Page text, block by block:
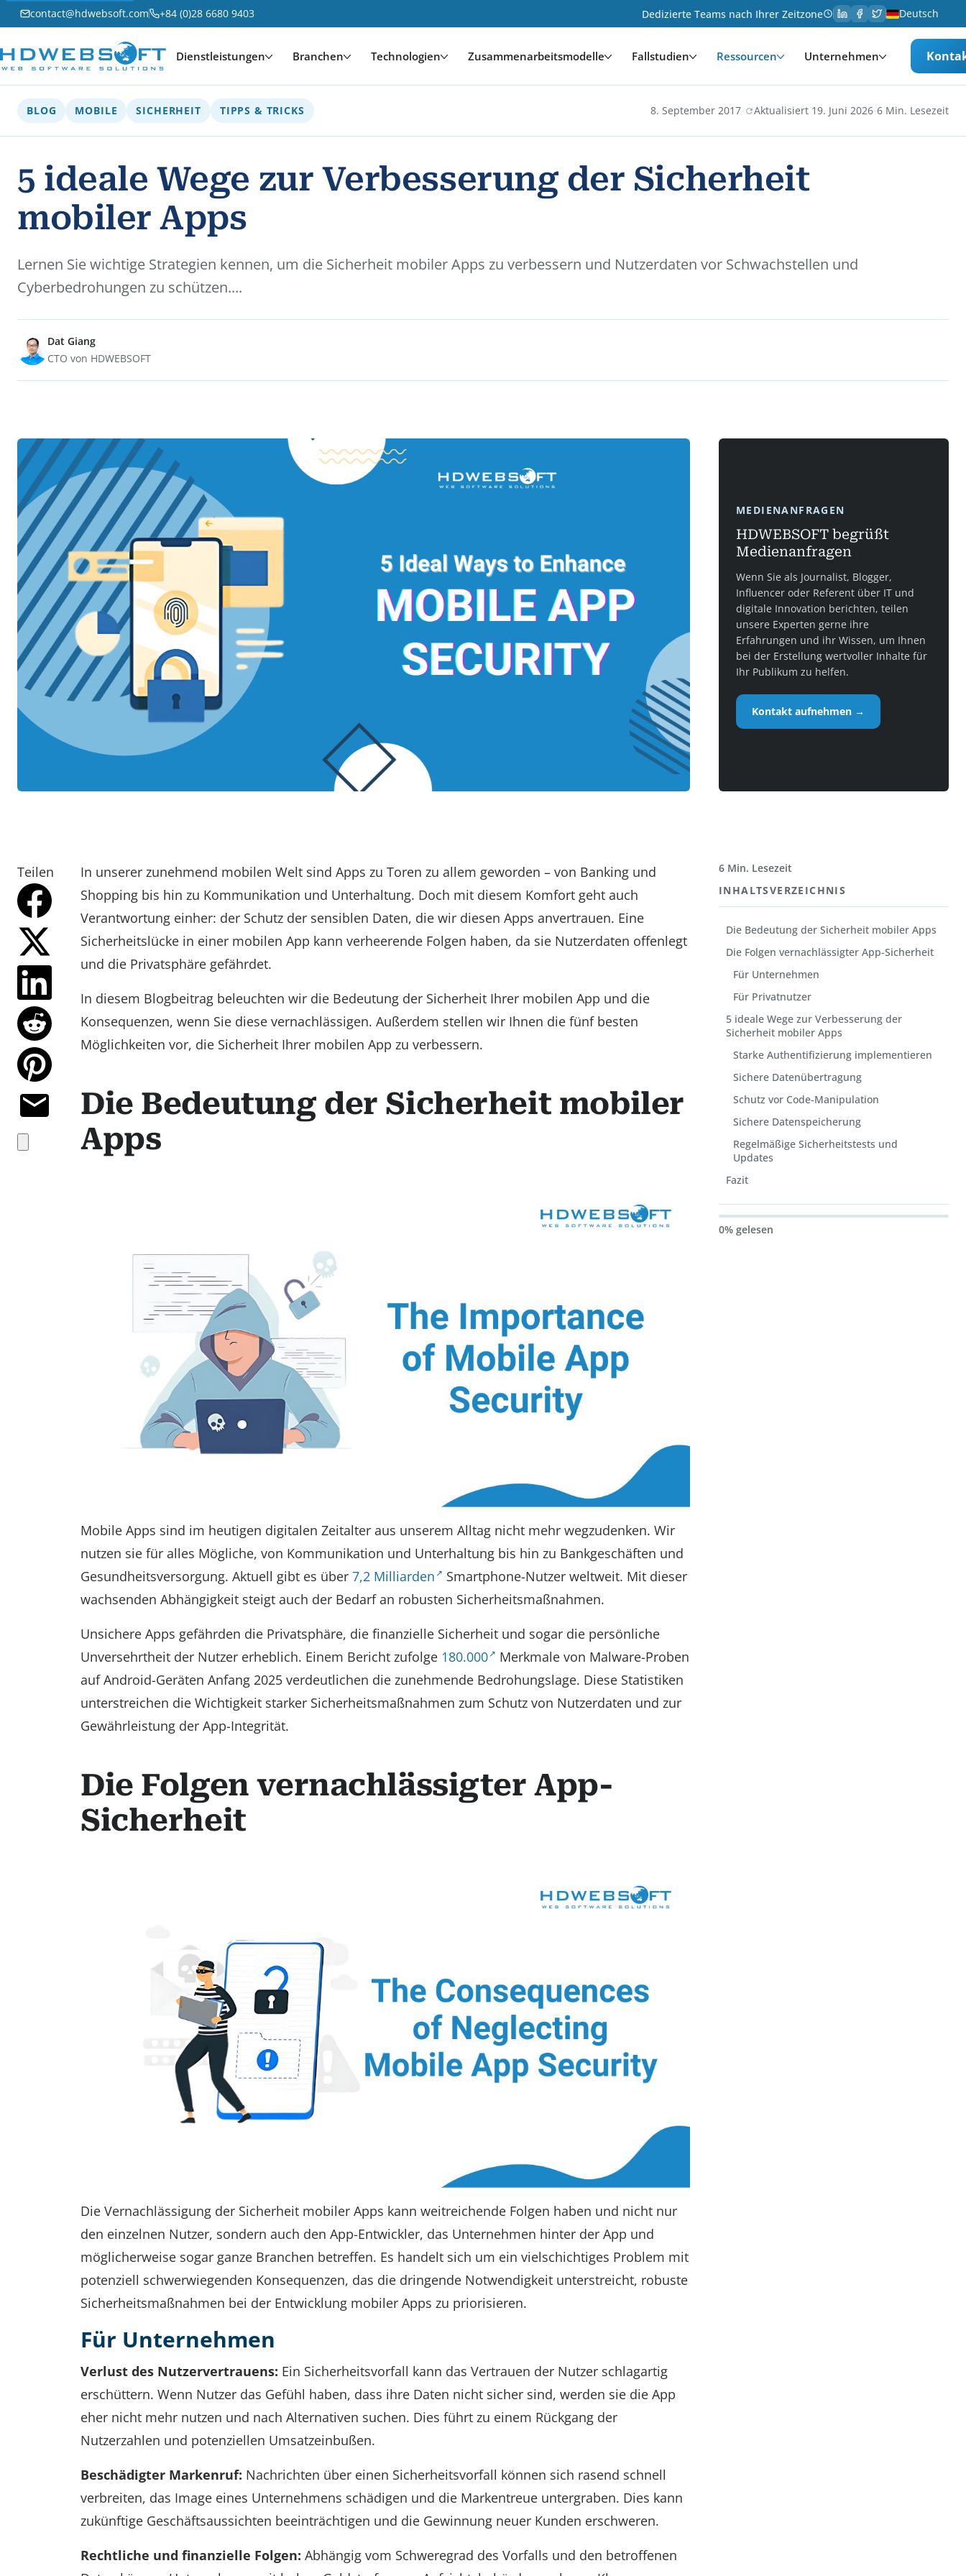
contact@hdwebsoft.com +84 (0)28 6680 9403 Dedizierte Teams nach Ihrer Zeitzone Deutsch
Dienstleistungen Branchen Technologien Zusammenarbeitsmodelle Fallstudien Ressourcen Unternehmen
BLOG MOBILE SICHERHEIT TIPPS & TRICKS 8. September 2017· Aktualisiert 19. Juni 2026·6 Min. Lesezeit
5 ideale Wege zur Verbesserung der Sicherheit
mobiler Apps
Lernen Sie wichtige Strategien kennen, um die Sicherheit mobiler Apps zu verbessern und Nutzerdaten vor Schwachstellen und
Cyberbedrohungen zu schützen....
Dat Giang
CTO von HDWEBSOFT
MEDIENANFRAGEN
HDWEBSOFT begrüßt
Medienanfragen
Wenn Sie als Journalist, Blogger,
Influencer oder Referent über IT und
digitale Innovation berichten, teilen
unsere Experten gerne ihre
Erfahrungen und ihr Wissen, um Ihnen
bei der Erstellung wertvoller Inhalte für
Ihr Publikum zu helfen.
Kontakt aufnehmen →
Teilen
In unserer zunehmend mobilen Welt sind Apps zu Toren zu allem geworden – von Banking und
Shopping bis hin zu Kommunikation und Unterhaltung. Doch mit diesem Komfort geht auch
Verantwortung einher: der Schutz der sensiblen Daten, die wir diesen Apps anvertrauen. Eine
Sicherheitslücke in einer mobilen App kann verheerende Folgen haben, da sie Nutzerdaten offenlegt
und die Privatsphäre gefährdet.
In diesem Blogbeitrag beleuchten wir die Bedeutung der Sicherheit Ihrer mobilen App und die
Konsequenzen, wenn Sie diese vernachlässigen. Außerdem stellen wir Ihnen die fünf besten
Möglichkeiten vor, die Sicherheit Ihrer mobilen App zu verbessern.
Die Bedeutung der Sicherheit mobiler
Apps
Mobile Apps sind im heutigen digitalen Zeitalter aus unserem Alltag nicht mehr wegzudenken. Wir
nutzen sie für alles Mögliche, von Kommunikation und Unterhaltung bis hin zu Bankgeschäften und
Gesundheitsversorgung. Aktuell gibt es über 7,2 Milliarden
Smartphone-Nutzer weltweit. Mit dieser
wachsenden Abhängigkeit steigt auch der Bedarf an robusten Sicherheitsmaßnahmen.
Unsichere Apps gefährden die Privatsphäre, die finanzielle Sicherheit und sogar die persönliche
Unversehrtheit der Nutzer erheblich. Einem Bericht zufolge 180.000
Merkmale von Malware-Proben
auf Android-Geräten Anfang 2025 verdeutlichen die zunehmende Bedrohungslage. Diese Statistiken
unterstreichen die Wichtigkeit starker Sicherheitsmaßnahmen zum Schutz von Nutzerdaten und zur
Gewährleistung der App-Integrität.
Die Folgen vernachlässigter App-
Sicherheit
Die Vernachlässigung der Sicherheit mobiler Apps kann weitreichende Folgen haben und nicht nur
den einzelnen Nutzer, sondern auch den App-Entwickler, das Unternehmen hinter der App und
möglicherweise sogar ganze Branchen betreffen. Es handelt sich um ein vielschichtiges Problem mit
potenziell schwerwiegenden Konsequenzen, das die dringende Notwendigkeit unterstreicht, robuste
Sicherheitsmaßnahmen bei der Entwicklung mobiler Apps zu priorisieren.
Für Unternehmen
Verlust des Nutzervertrauens: Ein Sicherheitsvorfall kann das Vertrauen der Nutzer schlagartig
erschüttern. Wenn Nutzer das Gefühl haben, dass ihre Daten nicht sicher sind, werden sie die App
eher nicht mehr nutzen und nach Alternativen suchen. Dies führt zu einem Rückgang der
Nutzerzahlen und potenziellen Umsatzeinbußen.
Beschädigter Markenruf: Nachrichten über einen Sicherheitsvorfall können sich rasend schnell
verbreiten, das Image eines Unternehmens schädigen und die Markentreue untergraben. Dies kann
zukünftige Geschäftsaussichten beeinträchtigen und die Gewinnung neuer Kunden erschweren.
Rechtliche und finanzielle Folgen: Abhängig vom Schweregrad des Vorfalls und den betroffenen
6 Min. Lesezeit
INHALTSVERZEICHNIS
Die Bedeutung der Sicherheit mobiler Apps
Die Folgen vernachlässigter App-Sicherheit
Für Unternehmen
Für Privatnutzer
5 ideale Wege zur Verbesserung der
Sicherheit mobiler Apps
Starke Authentifizierung implementieren
Sichere Datenübertragung
Schutz vor Code-Manipulation
Sichere Datenspeicherung
Regelmäßige Sicherheitstests und
Updates
Fazit
0% gelesen